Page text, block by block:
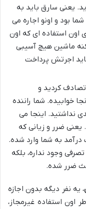
یعنی سارق باید به
بود و اونو اجاره می
اون استفاده ای که اون
ماشین هیچ آسیبی
اجرتش پرداخت
کردید و
خوابیده. شما راننده
نداشتید. اینجا می
ضرر و زیانی که
به شما وارد شده.
وجود نداره، بلکه
ضرر شده.
، یه نفر دیگه بدون اجازه
اون استفاده غیرمجاز،